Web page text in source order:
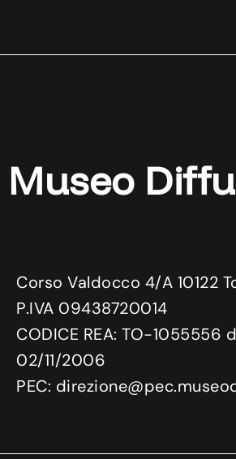
Museo
Corso Valdocco 4/A 10122
P.IVA 09438720014
CODICE REA: TO-1055556
02/11/2006
PEC: